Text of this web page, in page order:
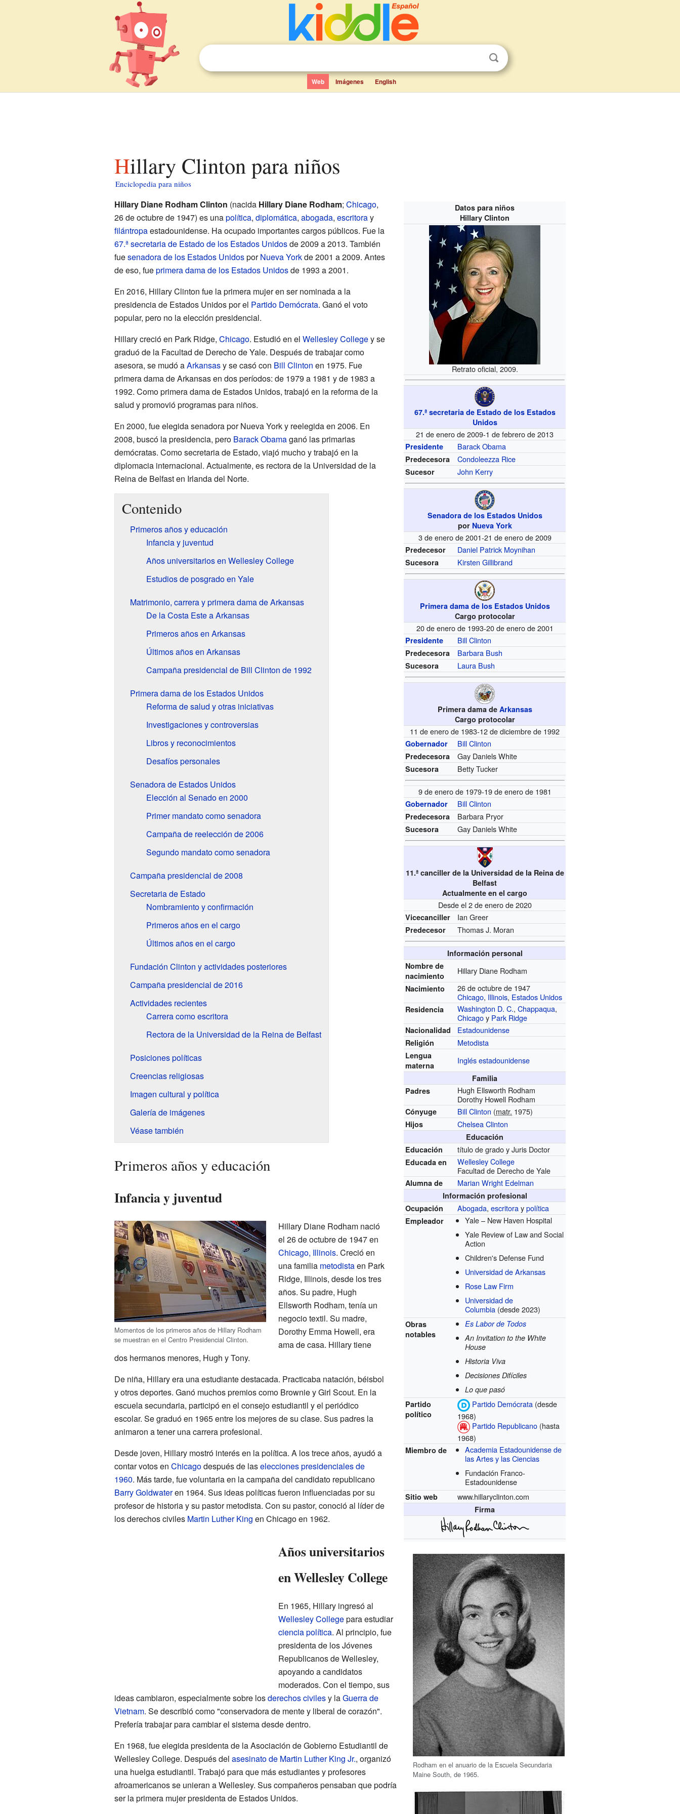
Web Imágenes English
Hillary Clinton para niños
Enciclopedia para niños
Datos para niños
Hillary Clinton
Retrato oficial, 2009.
67.ª secretaria de Estado de los Estados
Unidos
21 de enero de 2009-1 de febrero de 2013
Presidente Barack Obama
Predecesora Condoleezza Rice
Sucesor John Kerry
Senadora de los Estados Unidos
por Nueva York
3 de enero de 2001-21 de enero de 2009
Predecesor Daniel Patrick Moynihan
Sucesora Kirsten Gillibrand
Primera dama de los Estados Unidos
Cargo protocolar
20 de enero de 1993-20 de enero de 2001
Presidente Bill Clinton
Predecesora Barbara Bush
Sucesora Laura Bush
Primera dama de Arkansas
Cargo protocolar
11 de enero de 1983-12 de diciembre de 1992
Gobernador Bill Clinton
Predecesora Gay Daniels White
Sucesora Betty Tucker
9 de enero de 1979-19 de enero de 1981
Gobernador Bill Clinton
Predecesora Barbara Pryor
Sucesora Gay Daniels White
11.ª canciller de la Universidad de la Reina de
Belfast
Actualmente en el cargo
Desde el 2 de enero de 2020
Vicecanciller Ian Greer
Predecesor Thomas J. Moran
Información personal
Nombre de
nacimiento
Hillary Diane Rodham
Nacimiento
26 de octubre de 1947
Chicago, Illinois, Estados Unidos
Residencia Washington D. C.,Chappaqua,
Chicagoy Park Ridge
Nacionalidad Estadounidense
Religión Metodista
Lengua
materna
Inglés estadounidense
Familia
Padres
Hugh Ellsworth Rodham
Dorothy Howell Rodham
Cónyuge Bill Clinton (matr. 1975)
Hijos Chelsea Clinton
Educación
Educación
título de grado y Juris Doctor
Educada en
Wellesley College
Facultad de Derecho de Yale
Alumna de Marian Wright Edelman
Información profesional
Ocupación
Abogada,escritoraypolítica
Empleador
Yale – New Haven Hospital
Yale Review of Law and Social
Action
Children's Defense Fund
Universidad de Arkansas
Rose Law Firm
Universidad de
Columbia (desde 2023)
Obras
notables
Es Labor de Todos
An Invitation to the White
House
Historia Viva
Decisiones Difíciles
Lo que pasó
Partido
político
Partido Demócrata (desde
1968)
Partido Republicano (hasta
1968)
Miembro de
Academia Estadounidense de
las Artes y las Ciencias
Fundación Franco-
Estadounidense
Sitio web www.hillaryclinton.com
Firma
Hillary Diane Rodham Clinton (nacida Hillary Diane Rodham; Chicago,
26 de octubre de 1947) es unapolítica, diplomática, abogada, escritoray
filántropaestadounidense. Ha ocupado importantes cargos públicos. Fue la
67.ªsecretaria de Estado de los Estados Unidosde 2009 a 2013. También
fuesenadora de los Estados UnidosporNueva Yorkde 2001 a 2009. Antes
de eso, fueprimera dama de los Estados Unidosde 1993 a 2001.
En 2016, Hillary Clinton fue la primera mujer en ser nominada a la
presidencia de Estados Unidos por el Partido Demócrata. Ganó el voto
popular, pero no la elección presidencial.
Hillary creció en Park Ridge, Chicago. Estudió en el Wellesley Collegey se
graduó de la Facultad de Derecho de Yale. Después de trabajar como
asesora, se mudó aArkansasy se casó con Bill Clinton en 1975. Fue
primera dama de Arkansas en dos períodos: de 1979 a 1981 y de 1983 a
1992. Como primera dama de Estados Unidos, trabajó en la reforma de la
salud y promovió programas para niños.
En 2000, fue elegida senadora por Nueva York y reelegida en 2006. En
2008, buscó la presidencia, pero Barack Obamaganó las primarias
demócratas. Como secretaria de Estado, viajó mucho y trabajó en la
diplomacia internacional. Actualmente, es rectora de la Universidad de la
Reina de Belfast en Irlanda del Norte.
Contenido
Primeros años y educación
Infancia y juventud
Años universitarios en Wellesley College
Estudios de posgrado en Yale
Matrimonio, carrera y primera dama de Arkansas
De la Costa Este a Arkansas
Primeros años en Arkansas
Últimos años en Arkansas
Campaña presidencial de Bill Clinton de 1992
Primera dama de los Estados Unidos
Reforma de salud y otras iniciativas
Investigaciones y controversias
Libros y reconocimientos
Desafíos personales
Senadora de Estados Unidos
Elección al Senado en 2000
Primer mandato como senadora
Campaña de reelección de 2006
Segundo mandato como senadora
Campaña presidencial de 2008
Secretaria de Estado
Nombramiento y confirmación
Primeros años en el cargo
Últimos años en el cargo
Fundación Clinton y actividades posteriores
Campaña presidencial de 2016
Actividades recientes
Carrera como escritora
Rectora de la Universidad de la Reina de Belfast
Posiciones políticas
Creencias religiosas
Imagen cultural y política
Galería de imágenes
Véase también
Primeros años y educación
Infancia y juventud
Momentos de los primeros años de Hillary Rodham
se muestran en el Centro Presidencial Clinton.
Hillary Diane Rodham nació
el 26 de octubre de 1947 en
Chicago, Illinois. Creció en
una familia metodistaen Park
Ridge, Illinois, desde los tres
años. Su padre, Hugh
Ellsworth Rodham, tenía un
negocio textil. Su madre,
Dorothy Emma Howell, era
ama de casa. Hillary tiene
dos hermanos menores, Hugh y Tony.
Rodham en el anuario de la Escuela Secundaria
Maine South, de 1965.
De niña, Hillary era una estudiante destacada. Practicaba natación, béisbol
y otros deportes. Ganó muchos premios como Brownie y Girl Scout. En la
escuela secundaria, participó en el consejo estudiantil y el periódico
escolar. Se graduó en 1965 entre los mejores de su clase. Sus padres la
animaron a tener una carrera profesional.
Desde joven, Hillary mostró interés en la política. A los trece años, ayudó a
contar votos en Chicagodespués de laselecciones presidenciales de
1960. Más tarde, fue voluntaria en la campaña del candidato republicano
Barry Goldwateren 1964. Sus ideas políticas fueron influenciadas por su
profesor de historia y su pastor metodista. Con su pastor, conoció al líder de
los derechos civiles Martin Luther King en Chicago en 1962.
Años universitarios
en Wellesley College
En 1965, Hillary ingresó al
Wellesley Collegepara estudiar
ciencia política. Al principio, fue
presidenta de los Jóvenes
Republicanos de Wellesley,
apoyando a candidatos
moderados. Con el tiempo, sus
ideas cambiaron, especialmente sobre losderechos civilesy laGuerra de
Vietnam. Se describió como "conservadora de mente y liberal de corazón".
Prefería trabajar para cambiar el sistema desde dentro.
En 1968, fue elegida presidenta de la Asociación de Gobierno Estudiantil de
Wellesley College. Después del asesinato de Martin Luther King Jr., organizó
una huelga estudiantil. Trabajó para que más estudiantes y profesores
afroamericanos se unieran a Wellesley. Sus compañeros pensaban que podría
ser la primera mujer presidenta de Estados Unidos.